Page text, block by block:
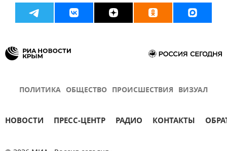
ПОЛИТИКА ОБЩЕСТВО ПРОИСШЕСТВИЯ ВИЗУАЛ
НОВОСТИ ПРЕСС-ЦЕНТР РАДИО КОНТАКТЫ